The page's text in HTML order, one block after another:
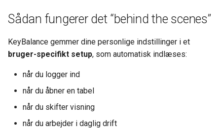
Sådan fungerer det “behind the scenes”
KeyBalance gemmer dine personlige indstillinger i et
bruger-specifikt setup, som automatisk indlæses:
når du logger ind
når du åbner en tabel
når du skifter visning
når du arbejder i daglig drift